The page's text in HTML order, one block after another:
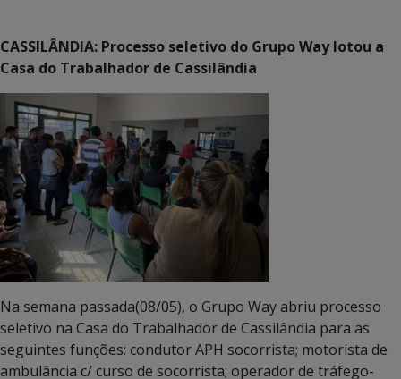
CASSILÂNDIA: Processo seletivo do Grupo Way lotou a
Casa do Trabalhador de Cassilândia
Na semana passada(08/05), o Grupo Way abriu processo
seletivo na Casa do Trabalhador de Cassilândia para as
seguintes funções: condutor APH socorrista; motorista de
ambulância c/ curso de socorrista; operador de tráfego-